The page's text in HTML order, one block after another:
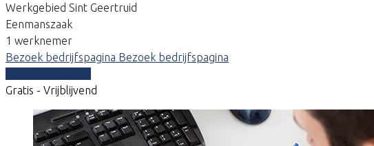
Werkgebied Sint Geertruid
Eenmanszaak
1 werknemer
Bezoek bedrijfspagina Bezoek bedrijfspagina
Gratis - Vrijblijvend